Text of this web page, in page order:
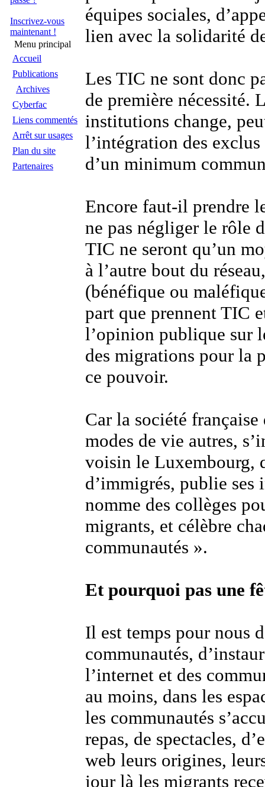
Inscrivez-vous
maintenant !
Menu principal
Accueil
Publications
Archives
Cyberfac
Liens commentés
Arrêt sur usages
Plan du site
Partenaires
équipes sociales,
lien avec la solidarité
Les TIC ne sont donc
de première nécessité.
institutions change,
l’intégration des
d’un minimum
Encore faut-il prendre
ne pas négliger le rôle
TIC ne seront qu’un
à l’autre bout du
(bénéfique ou
part que prennent TIC
l’opinion publique sur
des migrations pour la
ce pouvoir.
Car la société
modes de vie autres,
voisin le Luxembourg,
d’immigrés, publie ses
nomme des collèges
migrants, et célèbre
communautés ».
Et pourquoi pas une
Il est temps pour nous
communautés,
l’internet et des
au moins, dans les
les communautés
repas, de spectacles,
web leurs origines,
jour là les migrants